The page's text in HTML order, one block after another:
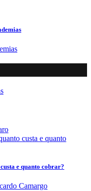
e quanto cobrar?
Camargo